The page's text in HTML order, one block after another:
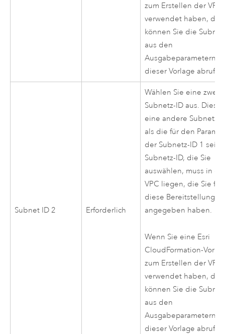
zum Erstellen derVPC
verwendet haben,
können Sie die
aus den
Ausgabeparametern
dieser Vorlage
Subnet ID 2 Erforderlich
Wählen Sie eine
Subnetz-ID aus. Dies
eine andere Subnetz-
als die für den
der Subnetz-ID 1 sein.
Subnetz-ID, die Sie
auswählen, muss in
VPC liegen, die Sie für
diese Bereitstellung
angegeben haben.
Wenn Sie eine Esri
CloudFormation-
zum Erstellen derVPC
verwendet haben,
können Sie die
aus den
Ausgabeparametern
dieser Vorlage